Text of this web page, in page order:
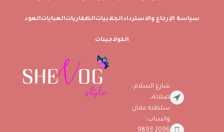
سياسة الإرجاع والاستردادالجلابياتالظفارياتالعباياتالعود
الكولاجينات
شارع السلام،
صلالة،
سلطنة عمان
واتساب:
2096 9893